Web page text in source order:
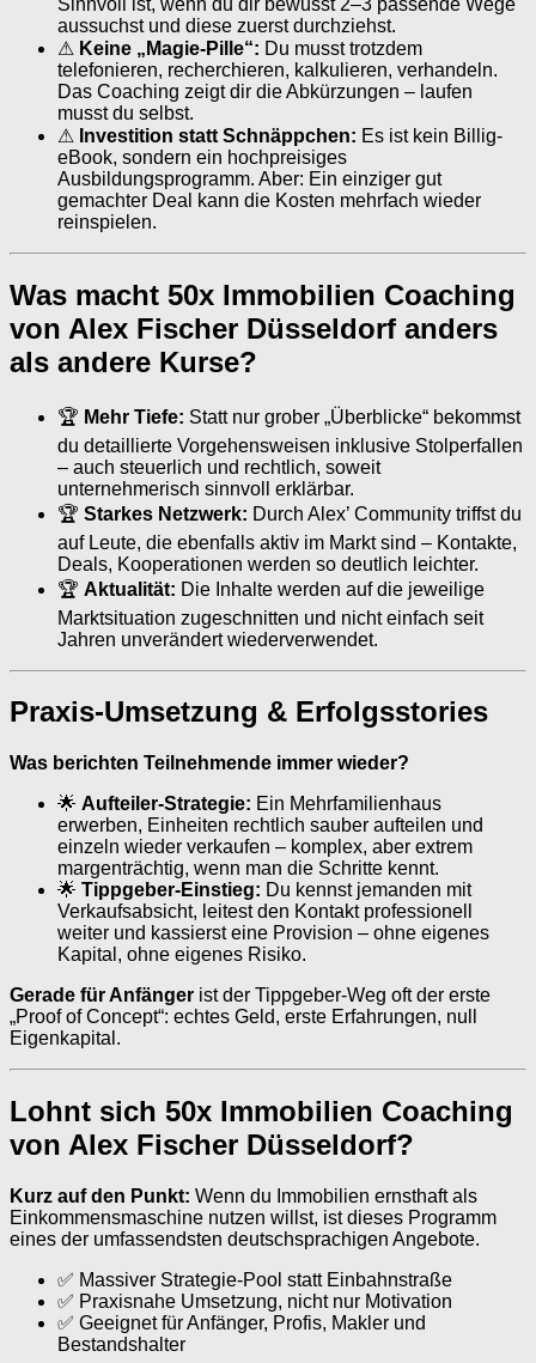
aussuchst und diese zuerst durchziehst.
⚠ Keine „Magie-Pille“: Du musst trotzdem
telefonieren, recherchieren, kalkulieren, verhandeln.
Das Coaching zeigt dir die Abkürzungen – laufen
musst du selbst.
⚠ Investition statt Schnäppchen: Es ist kein Billig-
eBook, sondern ein hochpreisiges
Ausbildungsprogramm. Aber: Ein einziger gut
gemachter Deal kann die Kosten mehrfach wieder
reinspielen.
Was macht 50x Immobilien Coaching
von Alex Fischer Düsseldorf anders
als andere Kurse?
🏆 Mehr Tiefe: Statt nur grober „Überblicke“ bekommst
du detaillierte Vorgehensweisen inklusive Stolperfallen
– auch steuerlich und rechtlich, soweit
unternehmerisch sinnvoll erklärbar.
🏆 Starkes Netzwerk: Durch Alex’ Community triffst du
auf Leute, die ebenfalls aktiv im Markt sind – Kontakte,
Deals, Kooperationen werden so deutlich leichter.
🏆 Aktualität: Die Inhalte werden auf die jeweilige
Marktsituation zugeschnitten und nicht einfach seit
Jahren unverändert wiederverwendet.
Praxis-Umsetzung & Erfolgsstories
Was berichten Teilnehmende immer wieder?
🌟 Aufteiler-Strategie: Ein Mehrfamilienhaus
erwerben, Einheiten rechtlich sauber aufteilen und
einzeln wieder verkaufen – komplex, aber extrem
margenträchtig, wenn man die Schritte kennt.
🌟 Tippgeber-Einstieg: Du kennst jemanden mit
Verkaufsabsicht, leitest den Kontakt professionell
weiter und kassierst eine Provision – ohne eigenes
Kapital, ohne eigenes Risiko.
Gerade für Anfänger ist der Tippgeber-Weg oft der erste
„Proof of Concept“: echtes Geld, erste Erfahrungen, null
Eigenkapital.
Lohnt sich 50x Immobilien Coaching
von Alex Fischer Düsseldorf?
Kurz auf den Punkt: Wenn du Immobilien ernsthaft als
Einkommensmaschine nutzen willst, ist dieses Programm
eines der umfassendsten deutschsprachigen Angebote.
✅ Massiver Strategie-Pool statt Einbahnstraße
✅ Praxisnahe Umsetzung, nicht nur Motivation
✅ Geeignet für Anfänger, Profis, Makler und
Bestandshalter